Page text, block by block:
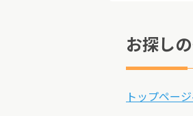
お探し
トップペー